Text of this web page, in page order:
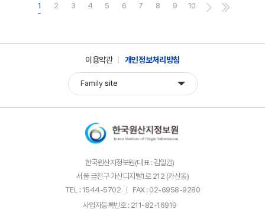
1 2 3 4 5 6 7 8 9 10
이용약관 개인정보처리방침
Family site
한국원산지정보원(대표 : 김일권)
서울 금천구 가산디지털1로 212 (가산동)
TEL : 1544-5702
FAX : 02-6958-9280
사업자등록번호 : 211-82-16919